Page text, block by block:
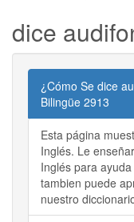
dice
¿Cómo Se dice
Bilingüe 2913
Esta página
Inglés. Le
Inglés para
tambien puede
nuestro